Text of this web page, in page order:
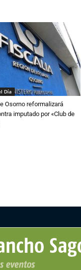
Día
Osorno reformalizará
imputado por «Club de